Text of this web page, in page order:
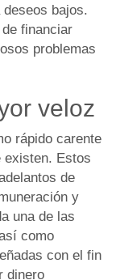
bajos.
financiar
problemas
veloz
rápido carente
existen. Estos
de
y
una de las
como
con el fin
dinero